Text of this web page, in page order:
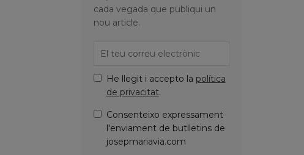
cada vegada que publiqui un
nou article.
He llegit i accepto la política
de privacitat.
Consenteixo expressament
l'enviament de butlletins de
josepmariavia.com